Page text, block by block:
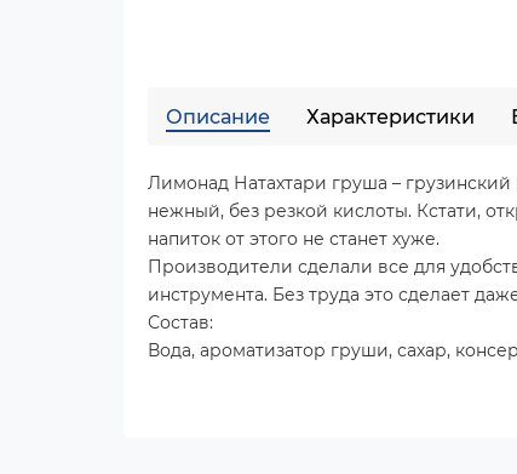
Описание Характеристики
Лимонад Натахтари груша – грузинский
нежный, без резкой кислоты. Кстати,
напиток от этого не станет хуже.
Производители сделали все для
инструмента. Без труда это сделает
Состав:
Вода, ароматизатор груши, сахар,